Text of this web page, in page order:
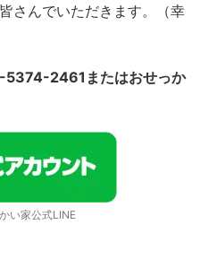
さんでいただきます。（幸
5374-2461またはおせっか
い家公式LINE